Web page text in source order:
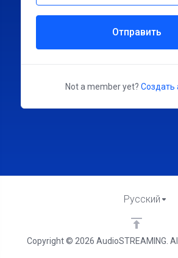
Отправить
Not a member yet? Создать
Copyright © 2026 AudioSTREAMING.
Русский